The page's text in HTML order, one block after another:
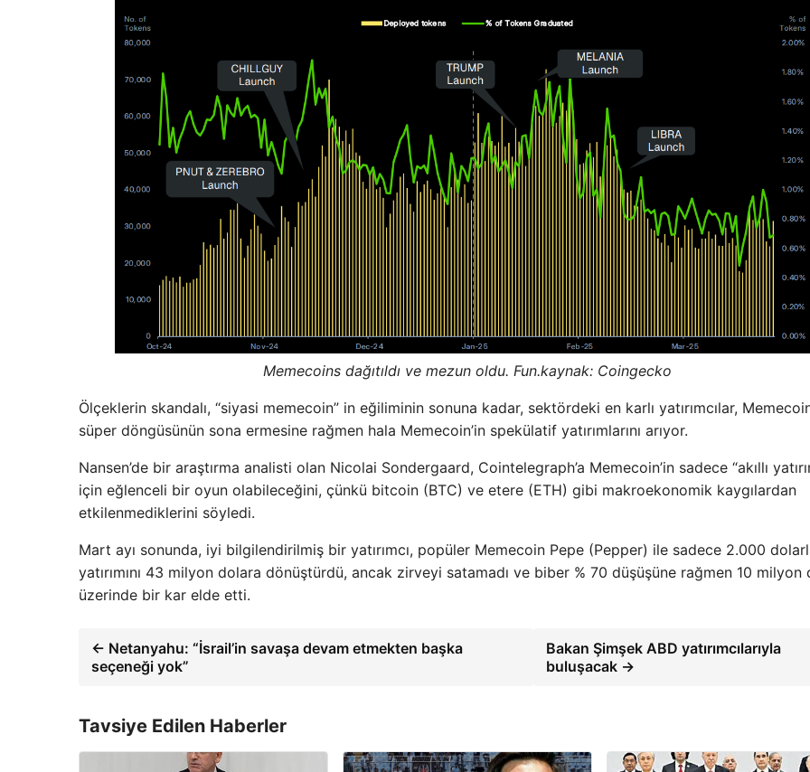
Memecoins dağıtıldı ve mezun oldu. Fun.kaynak: Coingecko
Ölçeklerin skandalı, “siyasi memecoin” in eğiliminin sonuna kadar, sektördeki en karlı yatırımcılar,
süper döngüsünün sona ermesine rağmen hala Memecoin’in spekülatif yatırımlarını arıyor.
Nansen’de bir araştırma analisti olan Nicolai Sondergaard, Cointelegraph’a Memecoin’in sadece “akıllı
için eğlenceli bir oyun olabileceğini, çünkü bitcoin (BTC) ve etere (ETH) gibi makroekonomik kaygılardan
etkilenmediklerini söyledi.
Mart ayı sonunda, iyi bilgilendirilmiş bir yatırımcı, popüler Memecoin Pepe (Pepper) ile sadece 2.000
yatırımını 43 milyon dolara dönüştürdü, ancak zirveyi satamadı ve biber % 70 düşüşüne rağmen 10 milyon
üzerinde bir kar elde etti.
← Netanyahu: “İsrail’in savaşa devam etmekten başka
seçeneği yok”
Bakan Şimşek ABD yatırımcılarıyla
buluşacak →
Tavsiye Edilen Haberler